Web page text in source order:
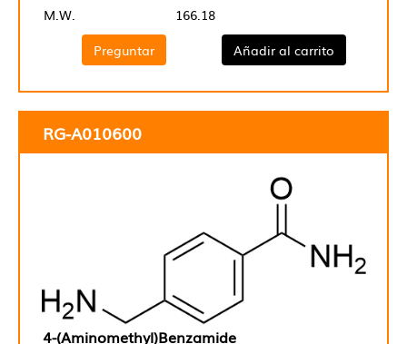
M.W.
166.18
Preguntar
Añadir al carrito
RG-A010600
4-(Aminomethyl)Benzamide